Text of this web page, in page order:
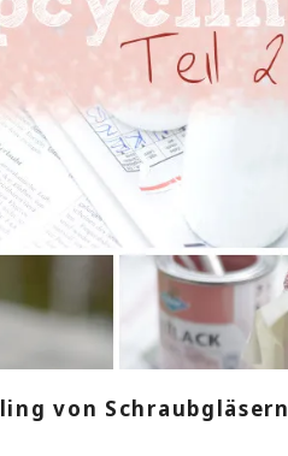
von Schraubgläsern